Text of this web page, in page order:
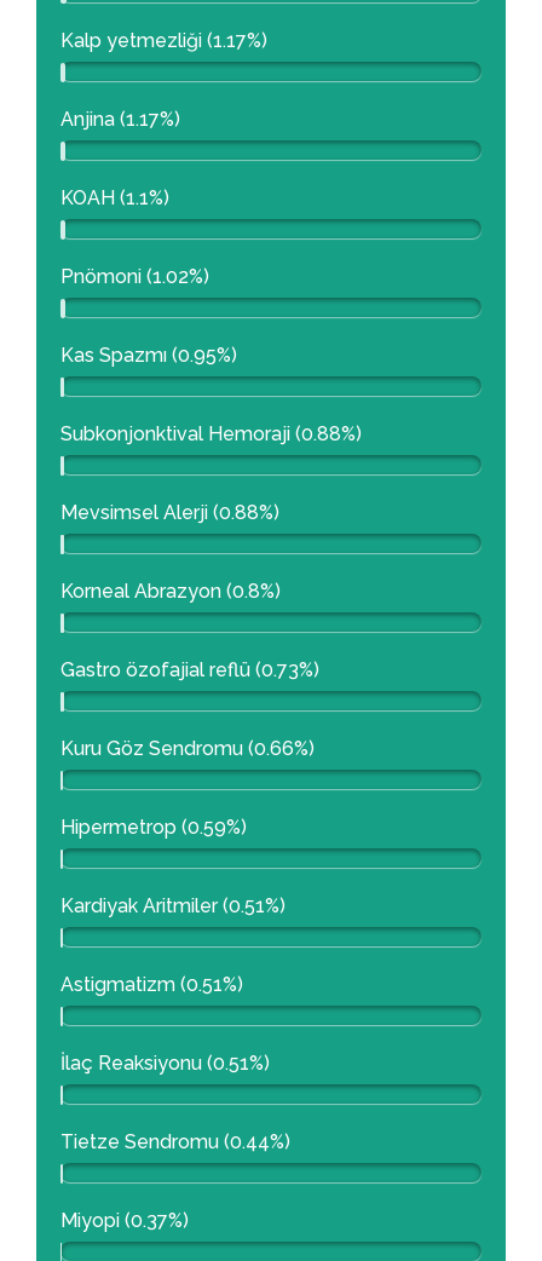
Kalp yetmezliği (1.17%)
Anjina (1.17%)
KOAH (1.1%)
Pnömoni (1.02%)
Kas Spazmı (0.95%)
Subkonjonktival Hemoraji (0.88%)
Mevsimsel Alerji (0.88%)
Korneal Abrazyon (0.8%)
Gastro özofajial reflü (0.73%)
Kuru Göz Sendromu (0.66%)
Hipermetrop (0.59%)
Kardiyak Aritmiler (0.51%)
Astigmatizm (0.51%)
İlaç Reaksiyonu (0.51%)
Tietze Sendromu (0.44%)
Miyopi (0.37%)